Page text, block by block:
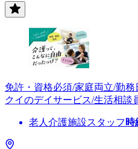
免許・資格必須/家庭両立/勤
クイのデイサービス/生活相談
老人介護施設スタッフ 時